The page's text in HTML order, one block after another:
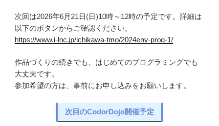
次回は2026年6月21日(日)10時～12時の予定です。詳細は
以下のボタンからご確認ください。
https://www.i-lnc.jp/ichikawa-tmo/2024env-prog-1/
作品づくりの続きでも、はじめてのプログラミングでも
大丈夫です。
参加希望の方は、事前にお申し込みをお願いします。
次回のCodorDojo開催予定